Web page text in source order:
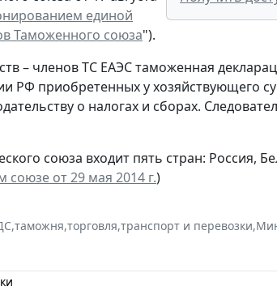
единой
Таможенного союза").
– членов ТС ЕАЭС таможенная
РФ приобретенных у хозяйствующего
о налогах и сборах.
союза входит пять стран: Россия,
от 29 мая 2014 г.)
,таможня,торговля,транспорт и перевозки,